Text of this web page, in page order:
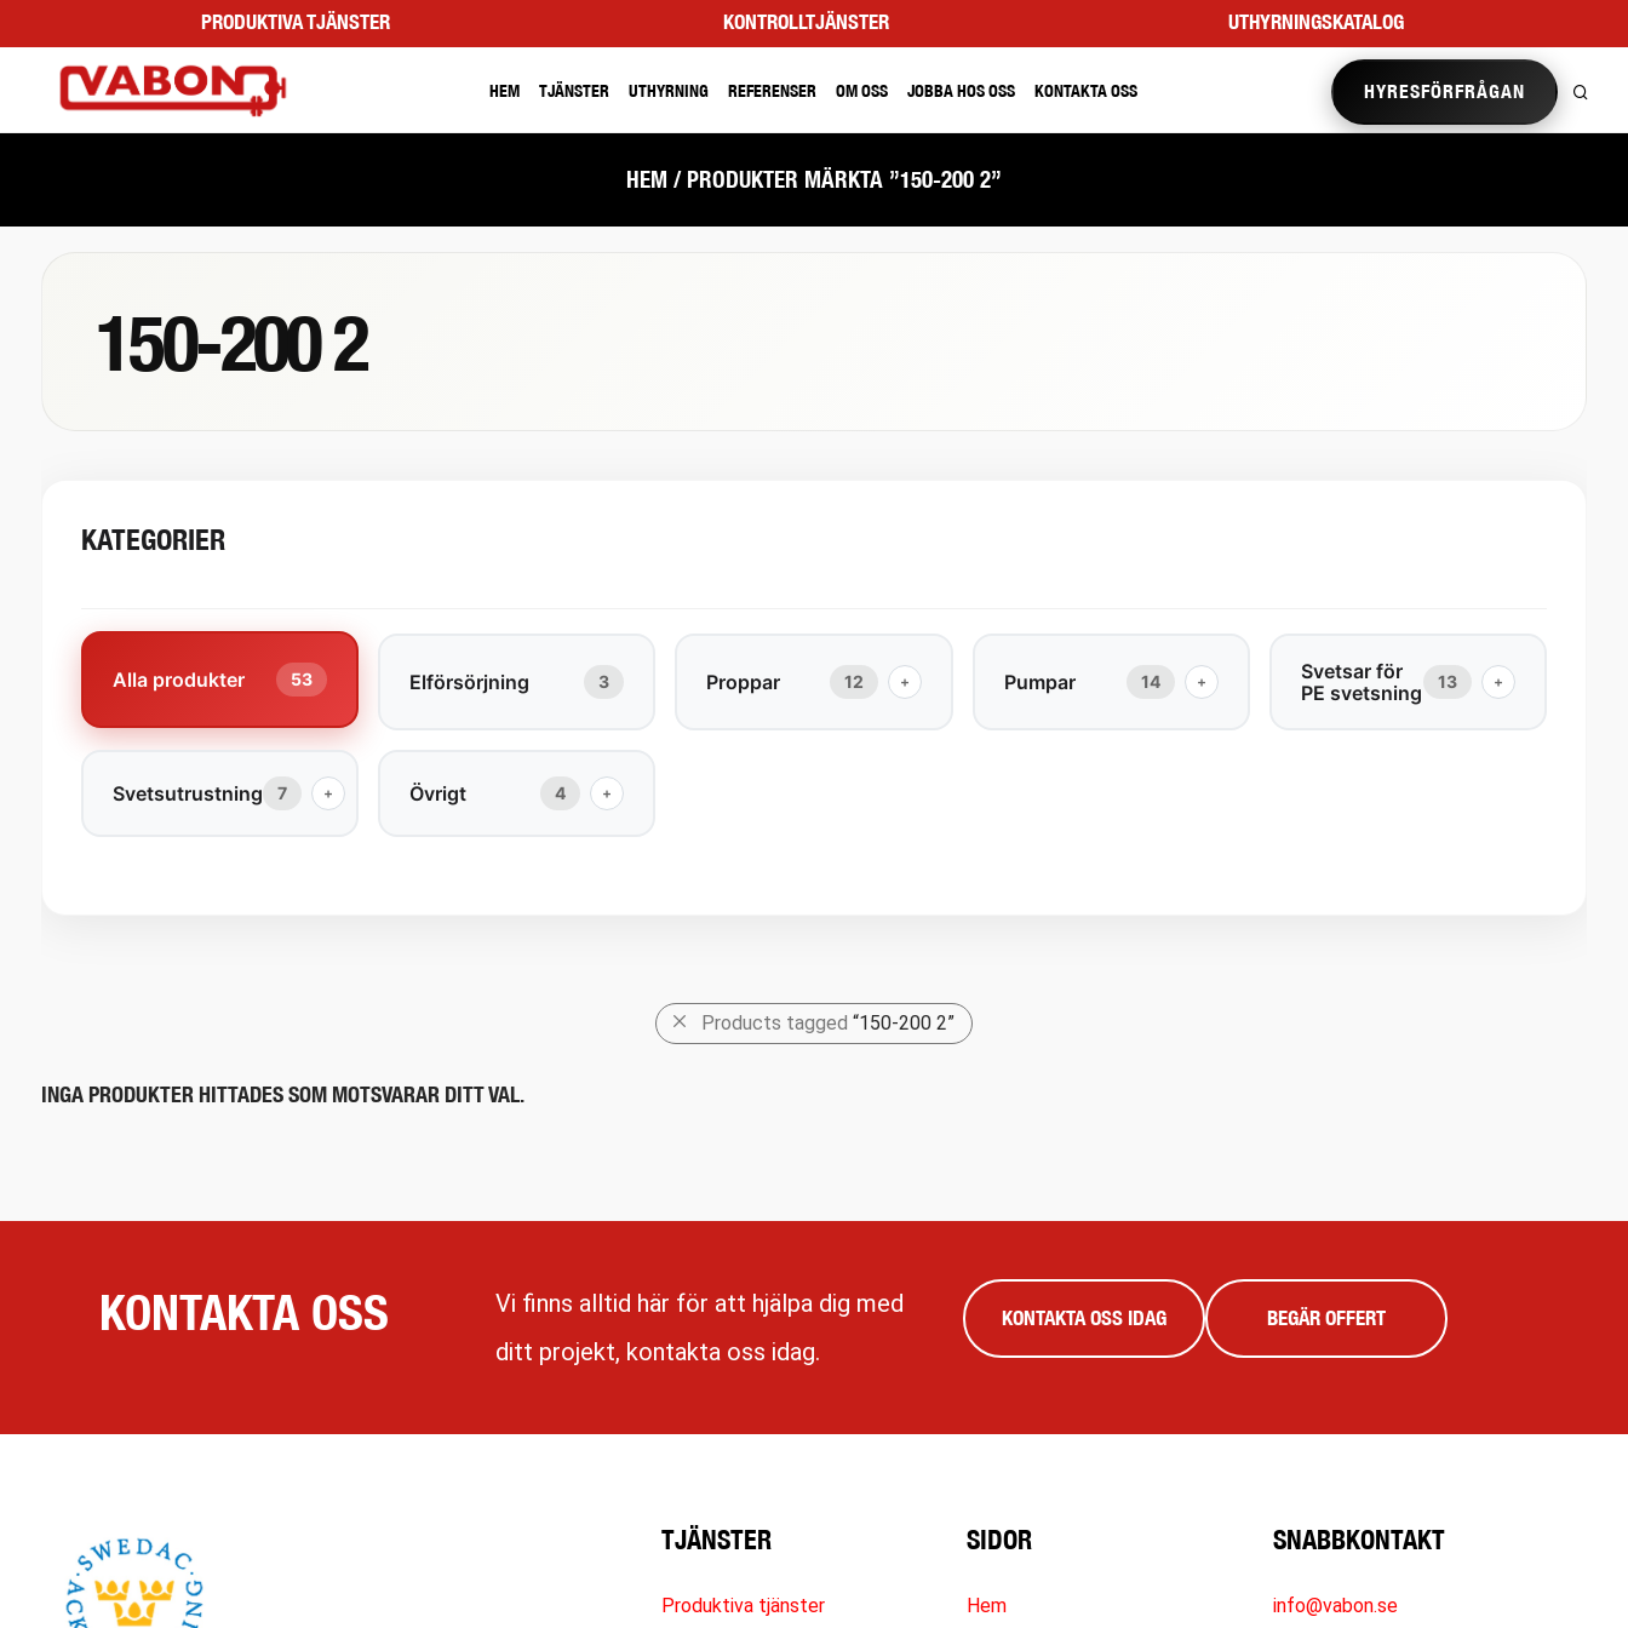
PRODUKTIVA TJÄNSTER KONTROLLTJÄNSTER UTHYRNINGSKATALOG
HEM TJÄNSTER UTHYRNING REFERENSER OM OSS JOBBA HOS OSS KONTAKTA OSS HYRESFÖRFRÅGAN
HEM / PRODUKTER MÄRKTA ”150-200 2”
150-200 2
KATEGORIER
Alla produkter 53 Elförsörjning 3 Proppar 12 + Pumpar 14 +
Svetsar för
PE svetsning
13 +
Svetsutrustning 7 + Övrigt 4 +
Products tagged “150-200 2”
INGA PRODUKTER HITTADES SOM MOTSVARAR DITT VAL.
KONTAKTA OSS
Vi finns alltid här för att hjälpa dig med
ditt projekt, kontakta oss idag.
KONTAKTA OSS IDAG BEGÄR OFFERT
TJÄNSTER
Produktiva tjänster
SIDOR
Hem
SNABBKONTAKT
info@vabon.se